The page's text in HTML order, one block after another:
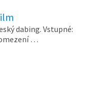
dabing. Vstupné:
…